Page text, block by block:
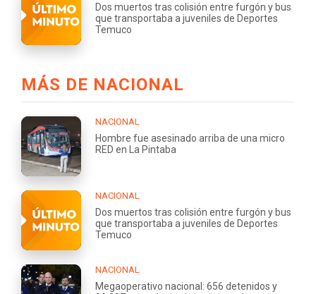
Dos muertos tras colisión entre furgón y bus
que transportaba a juveniles de Deportes
Temuco
MÁS DE NACIONAL
NACIONAL
Hombre fue asesinado arriba de una micro
RED en La Pintaba
NACIONAL
Dos muertos tras colisión entre furgón y bus
que transportaba a juveniles de Deportes
Temuco
NACIONAL
Megaoperativo nacional: 656 detenidos y